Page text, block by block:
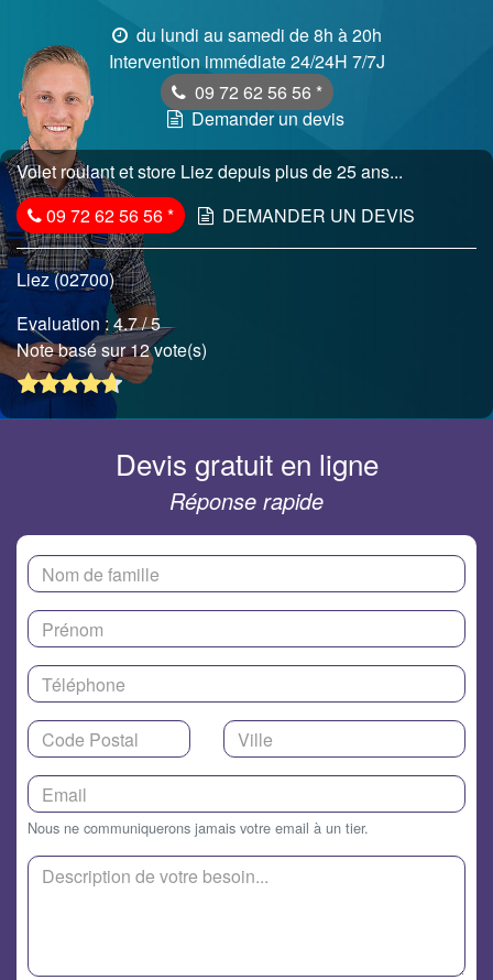
du lundi au samedi de 8h à 20h
Intervention immédiate 24/24H 7/7J
09 72 62 56 56 *
Demander un devis
Volet roulant et store Liez depuis plus de 25 ans...
09 72 62 56 56* DEMANDER UN DEVIS
Liez (02700)
Evaluation :4.7/ 5
Note basé sur 12 vote(s)
Devis gratuit en ligne
Réponse rapide
Nous ne communiquerons jamais votre email à un tier.